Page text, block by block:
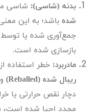
بدنه (شاسی): شاسی
شده باشد؛ به این
جمع‌آوری شده یا توسط
بازسازی شده است.
مادربرد: خطر استفاده از
ریبال شده (Reballed
)
دچار نقص حرارتی یا
مجدد احیا شده است،